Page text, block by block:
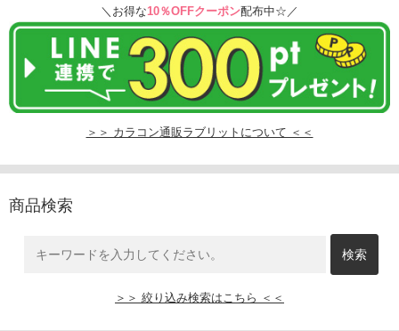
＼お得な10％OFFクーポン配布中☆／
＞＞ カラコン通販ラブリットについて ＜＜
商品検索
＞＞ 絞り込み検索はこちら ＜＜